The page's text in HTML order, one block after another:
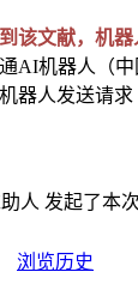
该文献，机
AI机器人（
器人发送请求
人 发起了本
浏览历史